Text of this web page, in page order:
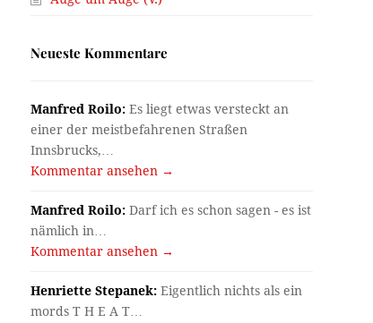
Neueste Kommentare
Manfred Roilo: Es liegt etwas versteckt an
einer der meistbefahrenen Straßen
Innsbrucks,…
Kommentar ansehen →
Manfred Roilo: Darf ich es schon sagen - es ist
nämlich in…
Kommentar ansehen →
Henriette Stepanek: Eigentlich nichts als ein
mords T H E A T…